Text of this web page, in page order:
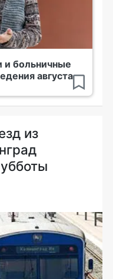
и больничные
августа
из